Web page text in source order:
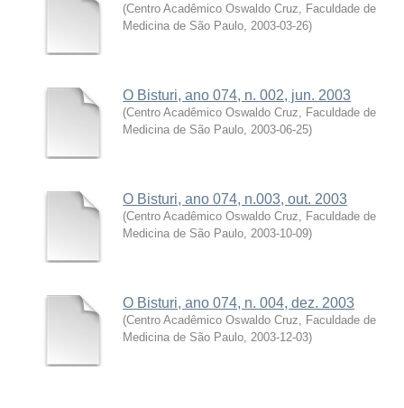
(Centro Acadêmico Oswaldo Cruz, Faculdade de
Medicina de São Paulo 2003-03-26)
O Bisturi, ano 074, n. 002, jun. 2003
(Centro Acadêmico Oswaldo Cruz, Faculdade de
Medicina de São Paulo 2003-06-25)
O Bisturi, ano 074, n.003, out. 2003
(Centro Acadêmico Oswaldo Cruz, Faculdade de
Medicina de São Paulo 2003-10-09)
O Bisturi, ano 074, n. 004, dez. 2003
(Centro Acadêmico Oswaldo Cruz, Faculdade de
Medicina de São Paulo 2003-12-03)